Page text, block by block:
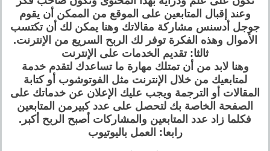
وعند إقبال المتابعين على الموقع من الممكن أن يقوم
جوجل أدسنس مشاركة مقالاتك وهنا يمكن لك أن تكتسب
الأموال وهذه الفكرة توفر لك الربح السريع من الإنترنت.
ثالثا: تقديم الخدمات على الإنترنت
وهنا لابد من أن تمتلك مهارة ما تساعدك لتقدم خدمة
لمتابعيك من خلال الإنترنت مثل الفوتوشوب أو كتابة
المقالات أو الترجمة ويجب عليك الإعلان عن خدماتك على
الصفحة الخاصة بك لتحصل على عدد كبيرمن المتابعين
فكلما زاد عدد المتابعين والمشاركات أصبح الربح أكبر.
رابعا: العمل باليوتيوب